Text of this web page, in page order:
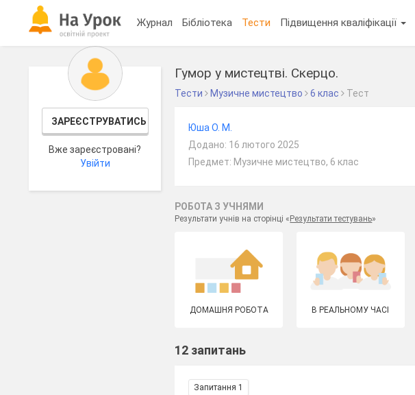
Журнал Бібліотека Тести Підвищення кваліфікації
ЗАРЕЄСТРУВАТИСЬ
Вже зареєстровані?
Увійти
Гумор у мистецтві. Скерцо.
Тести Музичне мистецтво 6 клас Тест
Юша О. М.
Додано: 16 лютого 2025
Предмет: Музичне мистецтво, 6 клас
РОБОТА З УЧНЯМИ
Результати учнів на сторінці « Результати тестувань»
ДОМАШНЯ РОБОТА В РЕАЛЬНОМУ ЧАСІ
12 запитань
Запитання 1